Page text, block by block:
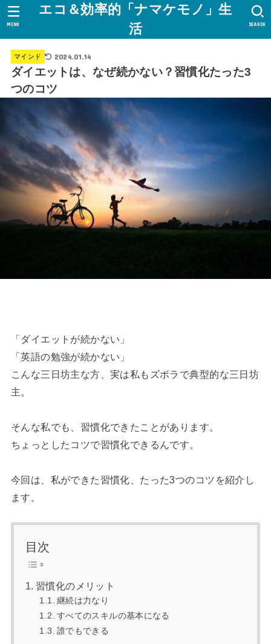
エコ＆効率的「ナマケモノ」生
活
SEARCH
MENU
マインド 2024.01.14
ダイエットは、なぜ続かない？習慣化たった3
つのコツ
「ダイエットが続かない」
「英語の勉強が続かない」
こんな三日坊主な方、実は私もズボラで典型的な三日坊
主。
そんな私でも、習慣化できたことがあります。
ちょっとしたコツで習慣化できるんです。
今回は、私ができた習慣化、たった3つのコツを紹介し
ます。
目次
習慣化のメリット
継続は力なり
すべてのスキルの基本になる
誰でもできる